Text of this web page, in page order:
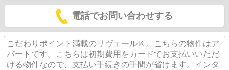
電話でお問い合わせする
こだわりポイント満載のリヴェールＫ。こちらの物件はア
パートです。こちらは初期費用をカードでお支払いいただ
ける物件なので、支払い手続きの手間が省けます。インタ